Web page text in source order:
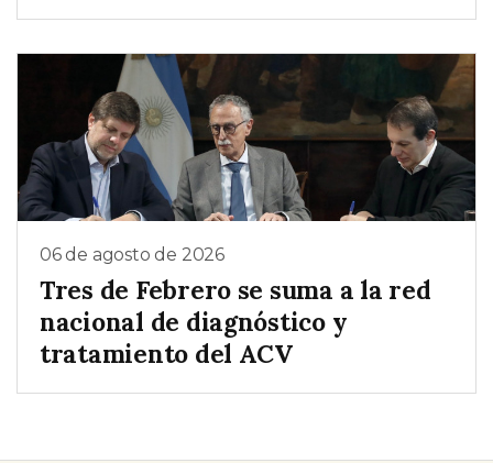
06 de agosto de 2026
Tres de Febrero se suma a la red
nacional de diagnóstico y
tratamiento del ACV